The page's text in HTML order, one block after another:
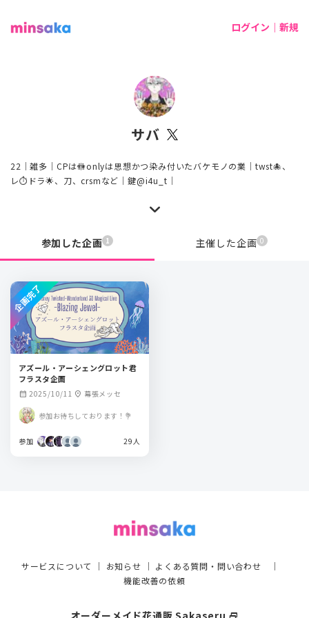
ログイン｜新規
サバ
22｜雑多｜CPは🚻onlyは思想かつ染み付いたバケモノの業｜twst🐙、
レ⏱️ドラ🌟、刀、crsmなど｜鍵@i4u_t｜
参加した企画 1 主催した企画 0
アズール・アーシェングロット君
フラスタ企画
calendar_month 2025/10/11 location_on 幕張メッセ
参加お待ちしております！💐
参加 29人
企画完了
サービスについて ｜ お知らせ ｜ よくある質問・問い合わせ ｜
機能改善の依頼
オーダーメイド花通販 Sakaseru select_window